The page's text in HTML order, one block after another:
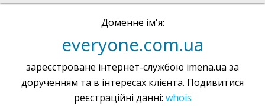
Доменне ім'я:
everyone.com.ua
зареєстроване інтернет-службою imena.ua за
дорученням та в інтересах клієнта. Подивитися
реєстраційні данні: whois